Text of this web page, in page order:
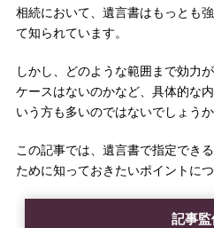
相続において、遺言書はもっとも
て知られています。
しかし、どのような範囲まで効力
ケースはないのかなど、具体的な
いう方も多いのではないでしょうか
この記事では、遺言書で指定でき
ために知っておきたいポイントに
記事監